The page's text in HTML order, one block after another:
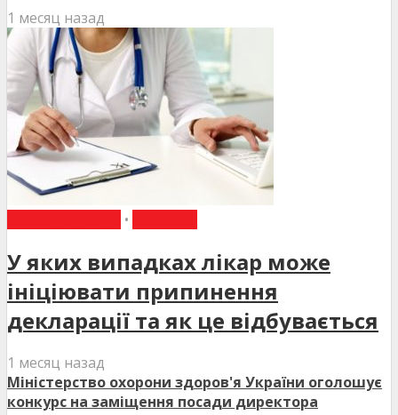
1 месяц назад
•
У яких випадках лікар може
ініціювати припинення
декларації та як це відбувається
1 месяц назад
Міністерство охорони здоров'я України оголошує
конкурс на заміщення посади директора